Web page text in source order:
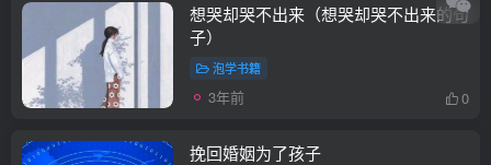
想哭却哭不出来（想哭却哭不出来的句
子）
泡学书籍
3年前 0
挽回婚姻为了孩子